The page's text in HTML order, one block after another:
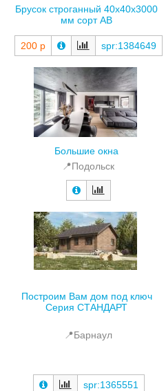
Брусок строганный 40х40х3000
мм сорт АВ
200 р spr:1384649
Большие окна
📍Подольск
Построим Вам дом под ключ
Серия СТАНДАРТ
📍Барнаул
spr:1365551